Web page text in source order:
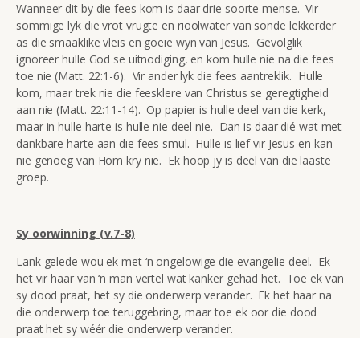
Wanneer dit by die fees kom is daar drie soorte mense. Vir
sommige lyk die vrot vrugte en rioolwater van sonde lekkerder
as die smaaklike vleis en goeie wyn van Jesus. Gevolglik
ignoreer hulle God se uitnodiging, en kom hulle nie na die fees
toe nie (Matt. 22:1-6). Vir ander lyk die fees aantreklik. Hulle
kom, maar trek nie die feesklere van Christus se geregtigheid
aan nie (Matt. 22:11-14). Op papier is hulle deel van die kerk,
maar in hulle harte is hulle nie deel nie. Dan is daar dié wat met
dankbare harte aan die fees smul. Hulle is lief vir Jesus en kan
nie genoeg van Hom kry nie. Ek hoop jy is deel van die laaste
groep.
Sy oorwinning (v.7-8)
Lank gelede wou ek met ‘n ongelowige die evangelie deel. Ek
het vir haar van ‘n man vertel wat kanker gehad het. Toe ek van
sy dood praat, het sy die onderwerp verander. Ek het haar na
die onderwerp toe teruggebring, maar toe ek oor die dood
praat het sy wéér die onderwerp verander.